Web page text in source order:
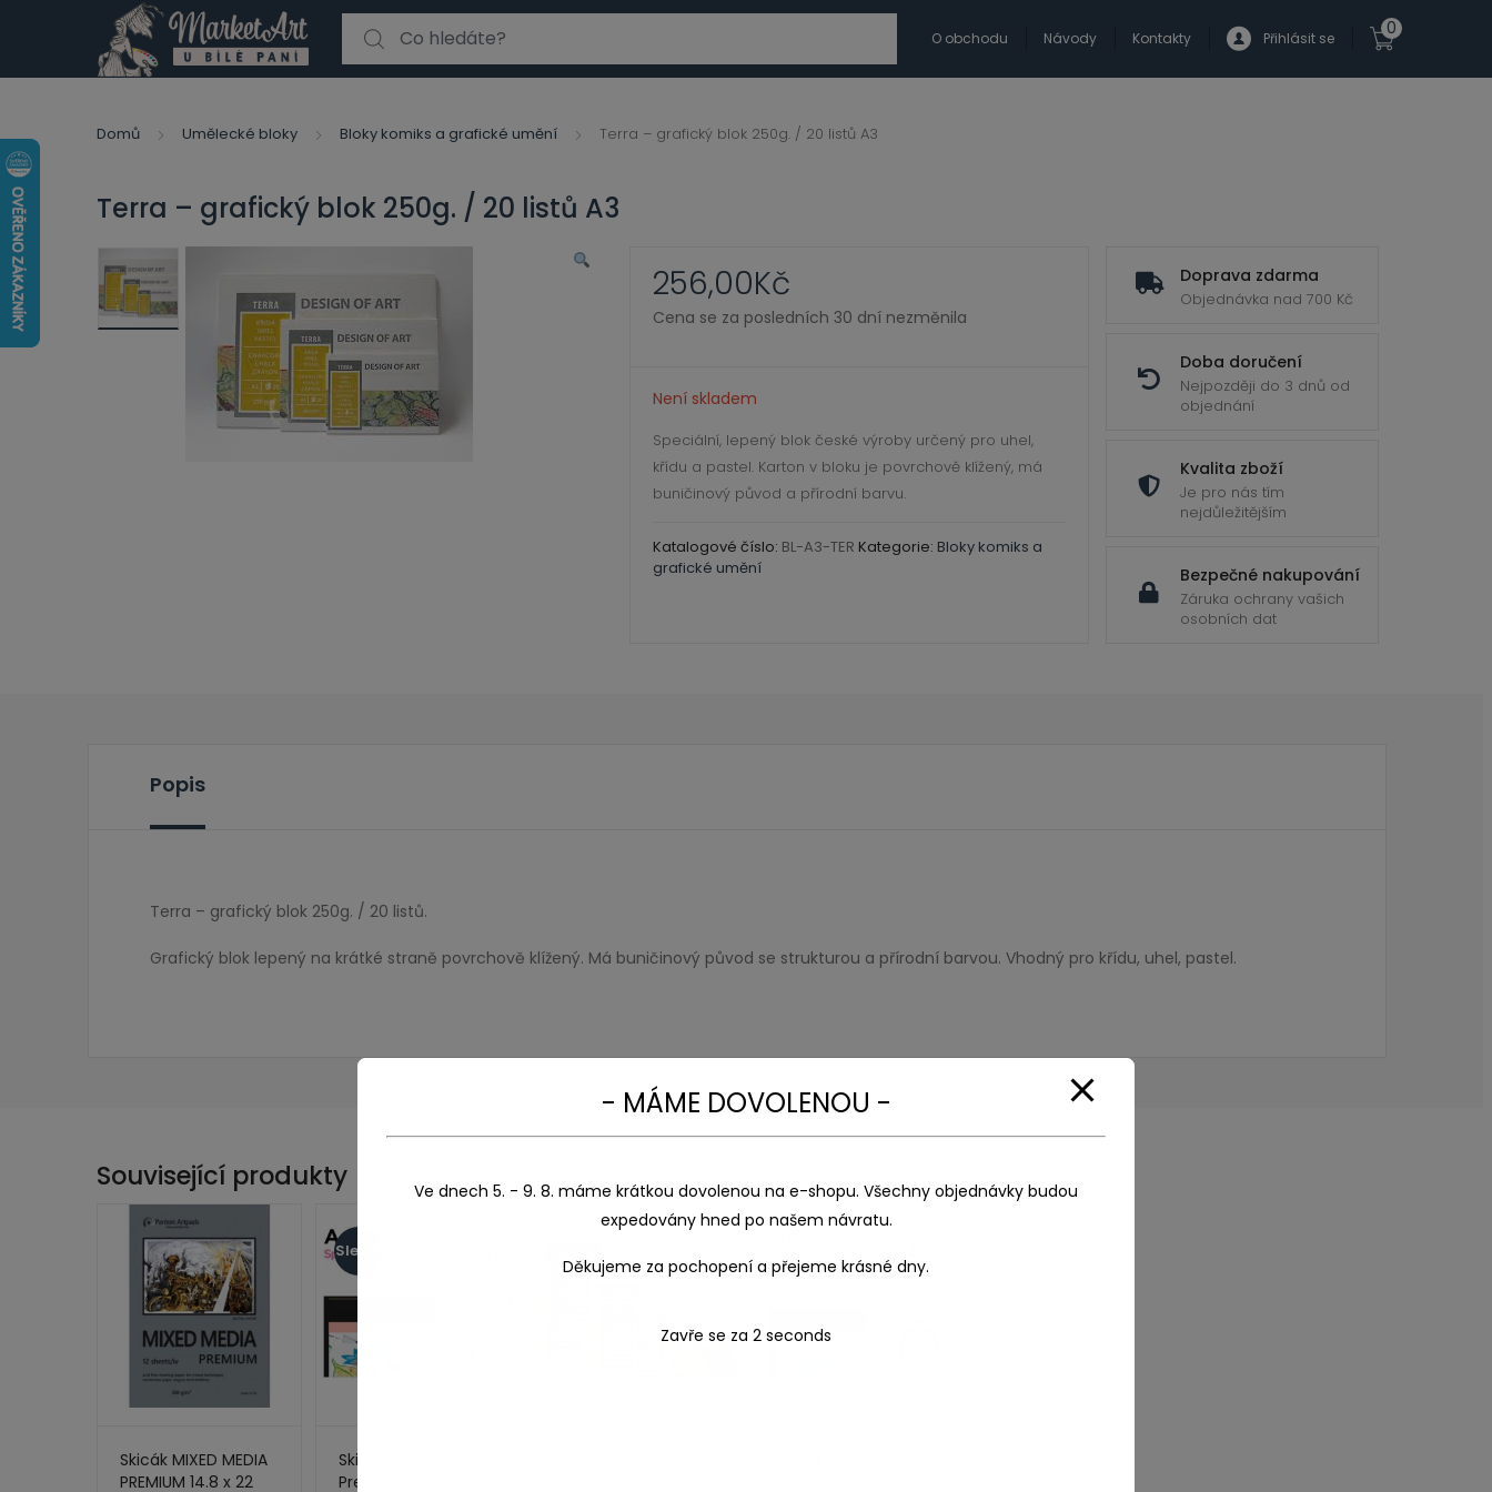
Search for:
O obchodu Návody Kontakty Přihlásit se 0
Domů Umělecké bloky Bloky komiks a grafické umění Terra – grafický blok 250g. / 20 listů A3
Terra – grafický blok 250g. / 20 listů A3
Doprava zdarma
Objednávka nad 700 Kč
Doba doručení
Nejpozději do 3 dnů od
objednání
Kvalita zboží
Je pro nás tím
nejdůležitějším
Bezpečné nakupování
Záruka ochrany vašich
osobních dat
256,00Kč
Cena se za posledních 30 dní nezměnila
Není skladem
Speciální, lepený blok české výroby určený pro uhel,
křídu a pastel. Karton v bloku je povrchově klížený, má
buničinový původ a přírodní barvu.
Katalogové číslo: BL-A3-TER Kategorie: Bloky komiks a
grafické umění
Popis
Terra – grafický blok 250g. / 20 listů.
Grafický blok lepený na krátké straně povrchově klížený. Má buničinový původ se strukturou a přírodní barvou. Vhodný pro křídu, uhel, pastel.
Související produkty
Skicák MIXED MEDIA
PREMIUM 14.8 x 22
Sleva!
Skicák – Artix Master
Premium Line
modal-check
- MÁME DOVOLENOU -
Ve dnech 5. - 9. 8. máme krátkou dovolenou na e-shopu. Všechny objednávky budou
expedovány hned po našem návratu.
Děkujeme za pochopení a přejeme krásné dny.
Zavře se za1seconds